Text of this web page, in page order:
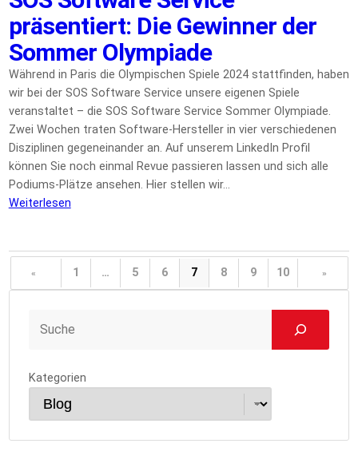
präsentiert: Die Gewinner der
Sommer Olympiade
Während in Paris die Olympischen Spiele 2024 stattfinden, haben
wir bei der SOS Software Service unsere eigenen Spiele
veranstaltet – die SOS Software Service Sommer Olympiade.
Zwei Wochen traten Software-Hersteller in vier verschiedenen
Disziplinen gegeneinander an. Auf unserem LinkedIn Profil
können Sie noch einmal Revue passieren lassen und sich alle
Podiums-Plätze ansehen. Hier stellen wir…
Weiterlesen
« 1 … 5 6 7 8 9 10 »
Kategorien